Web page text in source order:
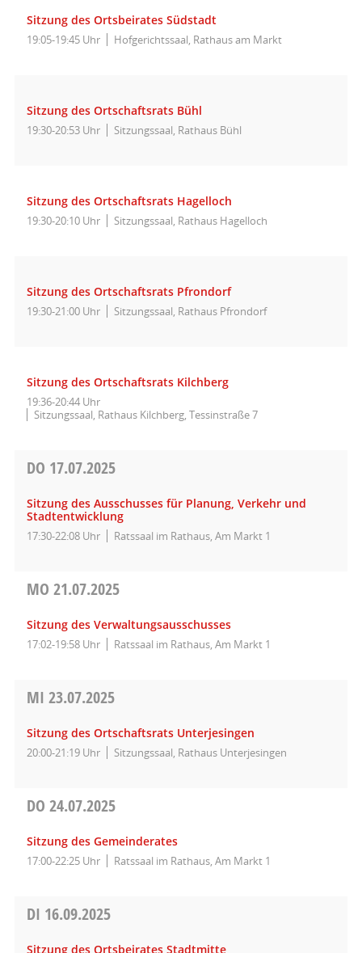
Sitzung des Ortsbeirates Südstadt
19:05-19:45 Uhr Hofgerichtssaal, Rathaus am Markt
Sitzung des Ortschaftsrats Bühl
19:30-20:53 Uhr Sitzungssaal, Rathaus Bühl
Sitzung des Ortschaftsrats Hagelloch
19:30-20:10 Uhr Sitzungssaal, Rathaus Hagelloch
Sitzung des Ortschaftsrats Pfrondorf
19:30-21:00 Uhr Sitzungssaal, Rathaus Pfrondorf
Sitzung des Ortschaftsrats Kilchberg
19:36-20:44 Uhr
Sitzungssaal, Rathaus Kilchberg, Tessinstraße 7
DO 17.07.2025
Sitzung des Ausschusses für Planung, Verkehr und
Stadtentwicklung
17:30-22:08 Uhr Ratssaal im Rathaus, Am Markt 1
MO 21.07.2025
Sitzung des Verwaltungsausschusses
17:02-19:58 Uhr Ratssaal im Rathaus, Am Markt 1
MI 23.07.2025
Sitzung des Ortschaftsrats Unterjesingen
20:00-21:19 Uhr Sitzungssaal, Rathaus Unterjesingen
DO 24.07.2025
Sitzung des Gemeinderates
17:00-22:25 Uhr Ratssaal im Rathaus, Am Markt 1
DI 16.09.2025
Sitzung des Ortsbeirates Stadtmitte